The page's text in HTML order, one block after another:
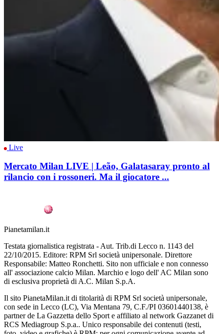
Live
Mercato Milan LIVE | Leão, Galatasaray pronto al
rilancio con i rossoneri. Ma il giocatore ...
Pianetamilan.it
Testata giornalistica registrata - Aut. Trib.di Lecco n. 1143 del
22/10/2015. Editore: RPM Srl società unipersonale. Direttore
Responsabile: Matteo Ronchetti. Sito non ufficiale e non connesso
all' associazione calcio Milan. Marchio e logo dell' AC Milan sono
di esclusiva proprietà di A.C. Milan S.p.A.
Il sito PianetaMilan.it di titolarità di RPM Srl società unipersonale,
con sede in Lecco (LC), Via Mentana 79, C.F./PI 03601440138, è
partner de La Gazzetta dello Sport e affiliato al network Gazzanet di
RCS Mediagroup S.p.a.. Unico responsabile dei contenuti (testi,